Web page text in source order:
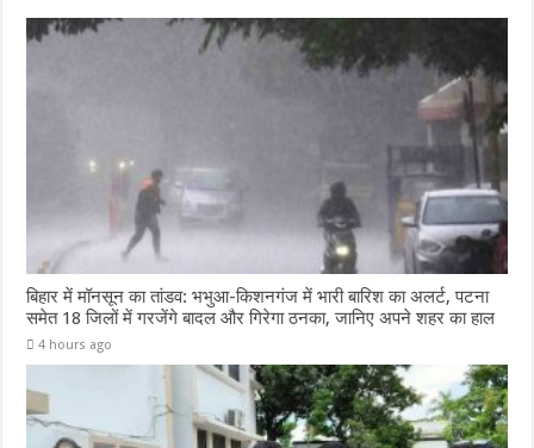
बिहार में मॉनसून का तांडव: भभुआ-किशनगंज में भारी बारिश का अलर्ट, पटना
समेत 18 जिलों में गरजेंगे बादल और गिरेगा ठनका, जानिए अपने शहर का हाल
4 hours ago